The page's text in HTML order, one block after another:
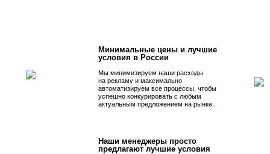
Минимальные цены и лучшие
условия в России
Мы минимизируем наши расходы
на рекламу и максимально
автоматизируем все процессы, чтобы
успешно конкурировать с любым
актуальным предложением на рынке.
Наши менеджеры просто
предлагают лучшие условия